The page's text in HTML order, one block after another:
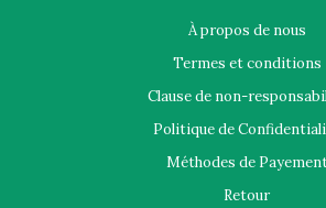
À propos de nous
Termes et conditions
Clause de non-
Politique de
Méthodes de
Retour